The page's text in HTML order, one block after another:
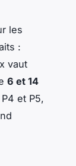
les
:
vaut
6 et 14
et P5,